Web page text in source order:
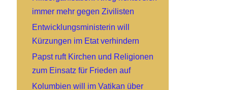
immer mehr gegen Zivilisten
Entwicklungsministerin will
Kürzungen im Etat verhindern
Papst ruft Kirchen und Religionen
zum Einsatz für Frieden auf
Kolumbien will im Vatikan über